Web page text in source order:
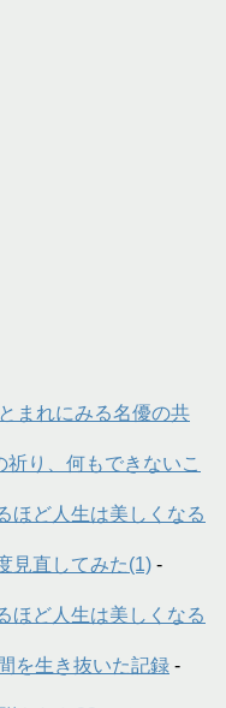
まれにみる名優の共
り、何もできないこ
ほど人生は美しくなる
見直してみた(1) -
ほど人生は美しくなる
を生き抜いた記録 -